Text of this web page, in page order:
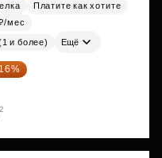
Платите как хотите
мес
и более) Ещё